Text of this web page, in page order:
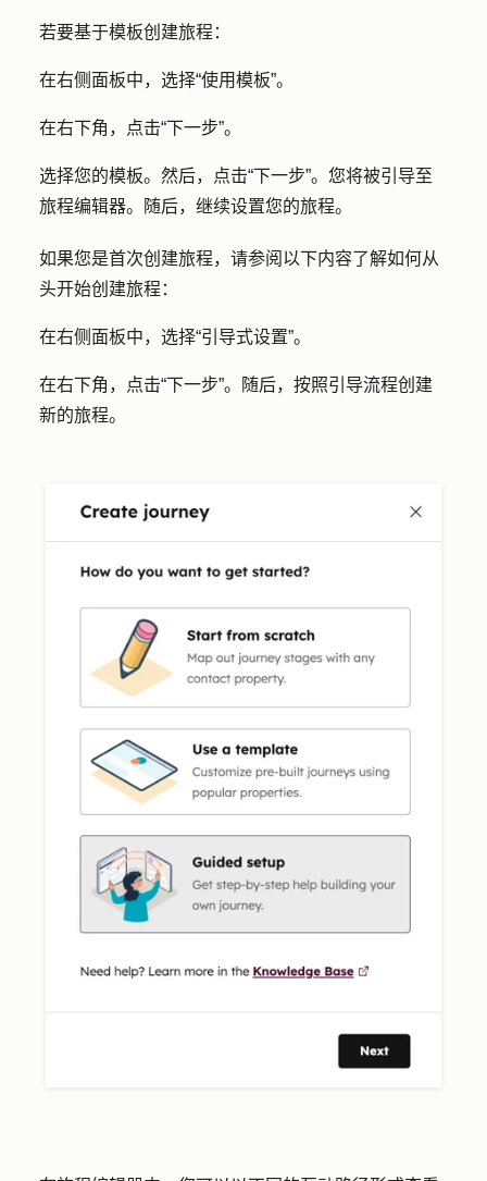
若要基于模板创建旅程：
在右侧面板中，选择“使用模板”。
在右下角，点击“下一步”。
选择您的模板。然后，点击“下一步”。您将被引导至
旅程编辑器。随后，继续设置您的旅程。
如果您是首次创建旅程，请参阅以下内容了解如何从
头开始创建旅程：
在右侧面板中，选择“引导式设置”。
在右下角，点击“下一步”。随后，按照引导流程创建
新的旅程。